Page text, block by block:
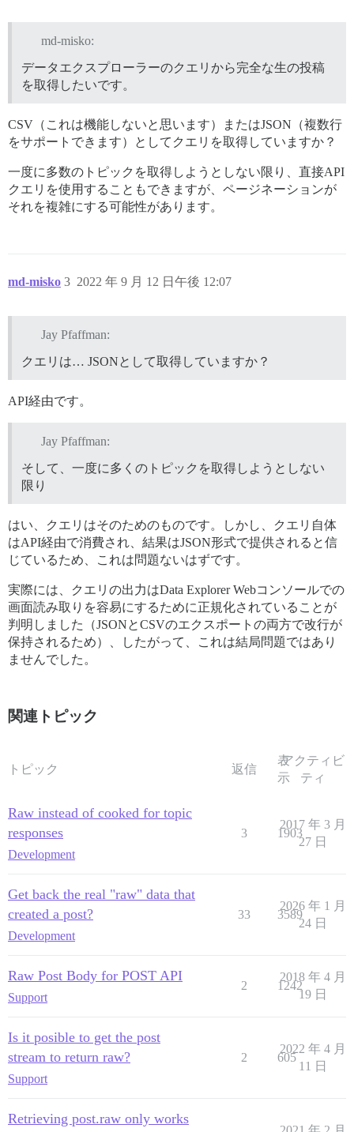
md-misko:
データエクスプローラーのクエリから完全な生の投稿
を取得したいです。
CSV（これは機能しないと思います）またはJSON（複数行
をサポートできます）としてクエリを取得していますか？
一度に多数のトピックを取得しようとしない限り、直接API
クエリを使用することもできますが、ページネーションが
それを複雑にする可能性があります。
md-misko 2022 年 9 月 12 日午後 12:07
3
Jay Pfaffman:
クエリは… JSONとして取得していますか？
API経由です。
Jay Pfaffman:
そして、一度に多くのトピックを取得しようとしない
限り
はい、クエリはそのためのものです。しかし、クエリ自体
はAPI経由で消費され、結果はJSON形式で提供されると信
じているため、これは問題ないはずです。
実際には、クエリの出力はData Explorer Webコンソールでの
画面読み取りを容易にするために正規化されていることが
判明しました（JSONとCSVのエクスポートの両方で改行が
保持されるため）、したがって、これは結局問題ではあり
ませんでした。
関連トピック
トピック 返信
表
示
アクティビ
ティ
Raw instead of cooked for topic
responses
Development
3 1903
2017 年 3 月
27 日
Get back the real "raw" data that
created a post?
Development
33 3589
2026 年 1 月
24 日
Raw Post Body for POST API
Support
2 1242
2018 年 4 月
19 日
Is it posible to get the post
stream to return raw?
Support
2 605
2022 年 4 月
11 日
Retrieving post.raw only works